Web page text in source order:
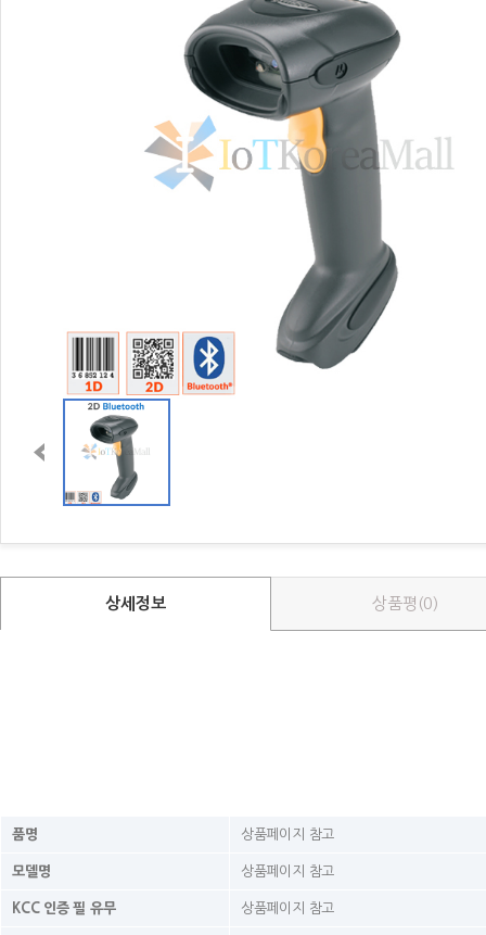
상세정보 상품평(0)
품명 상품페이지 참고
모델명 상품페이지 참고
KCC 인증 필 유무 상품페이지 참고